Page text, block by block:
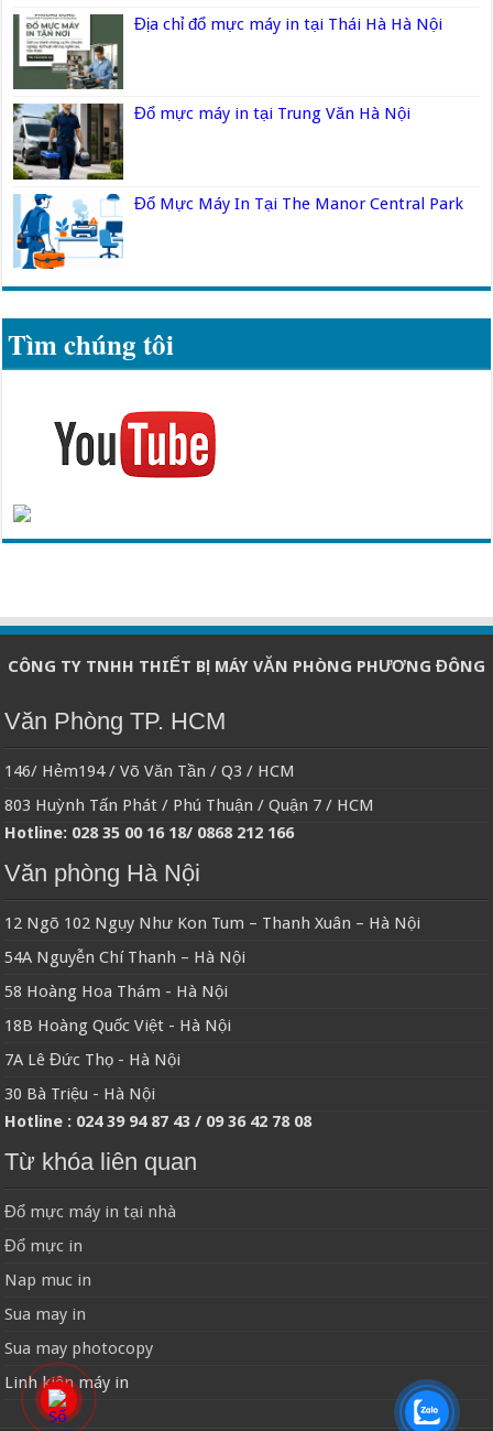
Địa chỉ đổ mực máy in tại Thái Hà Hà Nội
Đổ mực máy in tại Trung Văn Hà Nội
Đổ Mực Máy In Tại The Manor Central Park
Tìm chúng tôi
CÔNG TY TNHH THIẾT BỊ MÁY VĂN PHÒNG PHƯƠNG ĐÔNG
Văn Phòng TP. HCM
146/ Hẻm194 / Võ Văn Tần / Q3 / HCM
803 Huỳnh Tấn Phát / Phú Thuận / Quận 7 / HCM
Hotline: 028 35 00 16 18/ 0868 212 166
Văn phòng Hà Nội
12 Ngõ 102 Ngụy Như Kon Tum – Thanh Xuân – Hà Nội
54A Nguyễn Chí Thanh – Hà Nội
58 Hoàng Hoa Thám - Hà Nội
18B Hoàng Quốc Việt - Hà Nội
7A Lê Đức Thọ - Hà Nội
30 Bà Triệu - Hà Nội
Hotline : 024 39 94 87 43 / 09 36 42 78 08
Từ khóa liên quan
Đổ mực máy in tại nhà
Đổ mực in
Nap muc in
Sua may in
Sua may photocopy
Linh kiện máy in